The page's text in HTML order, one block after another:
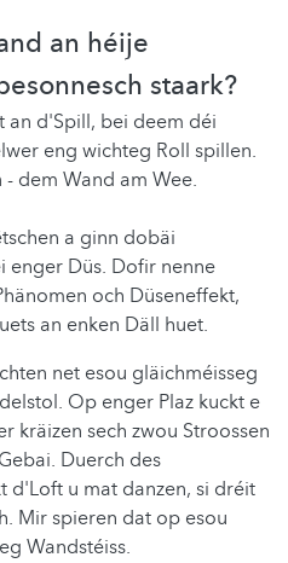
an héije
staark?
an d'Spill, bei deem déi
eng wichteg Roll spillen.
dem Wand am Wee.
a ginn dobäi
enger Düs. Dofir nenne
och Düseneffekt,
an enken Däll huet.
net esou gläichméisseg
Op enger Plaz kuckt e
kräizen sech zwou Stroossen
Duerch des
d'Loft u mat danzen, si dréit
Mir spieren dat op esou
Wandstéiss.